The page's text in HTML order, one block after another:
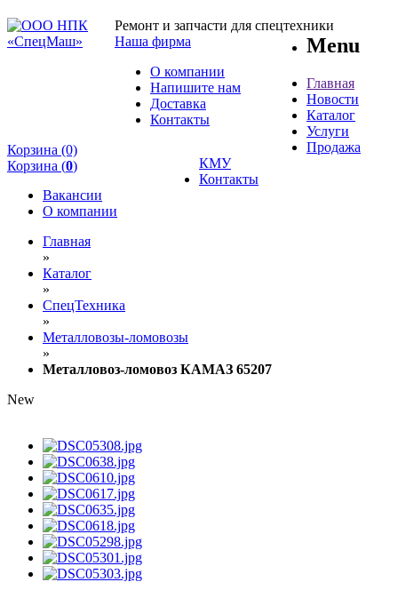
Ремонт и запчасти для спецтехники
Наша фирма
О компании
Напишите нам
Доставка
Контакты
Корзина (0)
Корзина (0)
Menu
Главная
Новости
Каталог
Услуги
Продажа
КМУ
Контакты
Вакансии
О компании
Главная
»
Каталог
»
СпецТехника
»
Металловозы-ломовозы
»
Металловоз-ломовоз КАМАЗ 65207
New